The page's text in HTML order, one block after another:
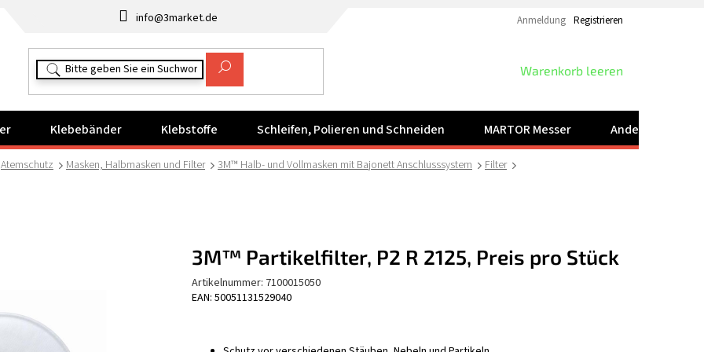
info@3market.de Anmeldung Registrieren
WARENKORB
Warenkorb leeren
Klebebänder Klebstoffe Schleifen, Polieren und Schneiden MARTOR Messer Andere Produkte
Atemschutz Masken, Halbmasken und Filter 3M™ Halb- und Vollmasken mit Bajonett Anschlusssystem
Filter
3M™ Partikelfilter, P2 R 2125, Preis pro Stück
Artikelnummer: 7100015050
EAN: 50051131529040